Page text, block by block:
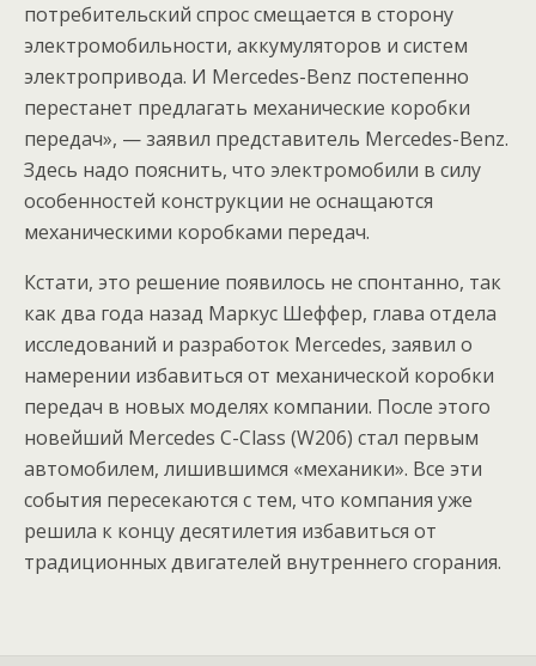
потребительский спрос смещается в сторону
электромобильности, аккумуляторов и систем
электропривода. И Mercedes-Benz постепенно
перестанет предлагать механические коробки
передач», — заявил представитель Mercedes-Benz.
Здесь надо пояснить, что электромобили в силу
особенностей конструкции не оснащаются
механическими коробками передач.
Кстати, это решение появилось не спонтанно, так
как два года назад Маркус Шеффер, глава отдела
исследований и разработок Mercedes, заявил о
намерении избавиться от механической коробки
передач в новых моделях компании. После этого
новейший Mercedes C-Class (W206) стал первым
автомобилем, лишившимся «механики». Все эти
события пересекаются с тем, что компания уже
решила к концу десятилетия избавиться от
традиционных двигателей внутреннего сгорания.